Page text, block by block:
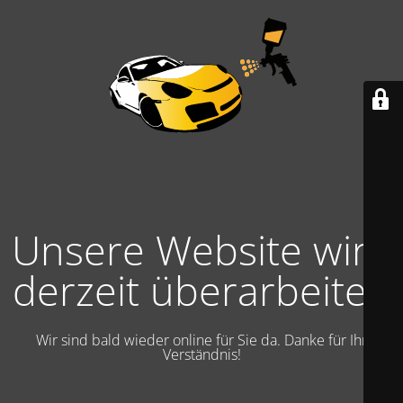
Unsere Website wird
derzeit überarbeitet.
Wir sind bald wieder online für Sie da. Danke für Ihr
Verständnis!